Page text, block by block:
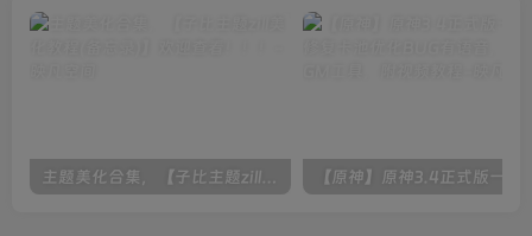
网站备案：不填写则隐藏
主题美化合集，【子比主题zill美化教程(备忘录)】欢迎查看！！！